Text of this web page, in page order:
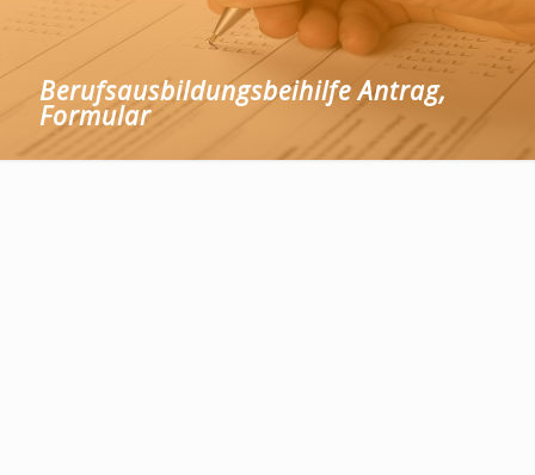
Berufsausbildungsbeihilfe Antrag,
Formular